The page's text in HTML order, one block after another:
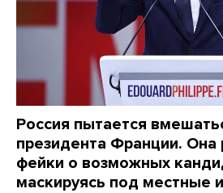
Россия пытается
президента Франции. Она
фейки о возможных
маскируясь под местные